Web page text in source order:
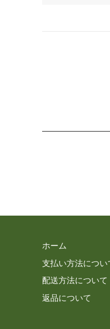
ホーム
支払い方法につい
配送方法について
返品について